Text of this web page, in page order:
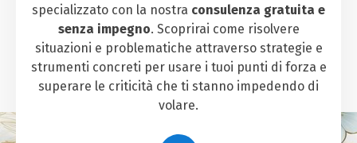
specializzato con la nostra consulenza gratuita e
senza impegno. Scoprirai come risolvere
situazioni e problematiche attraverso strategie e
strumenti concreti per usare i tuoi punti di forza e
superare le criticità che ti stanno impedendo di
volare.